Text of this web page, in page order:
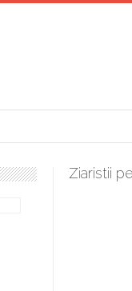
sculați, boieri mari!
Ziaristii